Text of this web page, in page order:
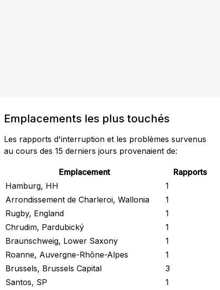
Emplacements les plus touchés
Les rapports d'interruption et les problèmes survenus
au cours des 15 derniers jours provenaient de:
Emplacement
Rapports
Hamburg, HH
1
Arrondissement de Charleroi, Wallonia
1
Rugby, England
1
Chrudim, Pardubický
1
Braunschweig, Lower Saxony
1
Roanne, Auvergne-Rhône-Alpes
1
Brussels, Brussels Capital
3
Santos, SP
1